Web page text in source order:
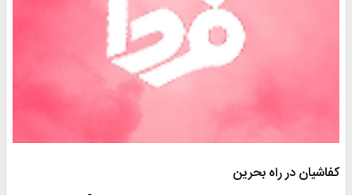
کفاشیان در راه بحرین